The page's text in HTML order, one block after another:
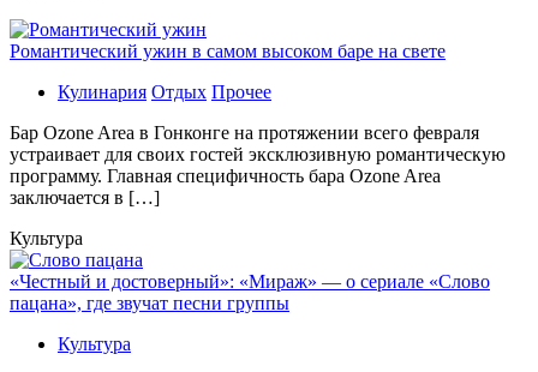
Романтический ужин в самом высоком баре на свете
Кулинария Отдых Прочее
Бaр Ozone Area в Гонконге на протяжении всего февраля
устраивает для своих гостей эксклюзивную романтическую
программу. Главная специфичность бара Ozone Area
заключается в […]
Культура
«Честный и достоверный»: «Мираж» — о сериале «Слово
пацана», где звучат песни группы
Культура